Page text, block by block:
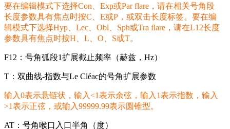
要在编辑模式下选择Con、Exp或Par flare，请在相关号角段
长度参数具有焦点时按C、E或P，或双击长度标签。要在编
辑模式下选择Hyp、Lec、Obl、Sph或Tra flare，请在L12长度
参数具有焦点时按H、L、O、S或T。
F12：号角弧段1扩展截止频率（赫兹，Hz）
T：双曲线-指数与Le Cléac的号角扩展参数
输入0表示悬链状，输入<1表示余弦，输入1表示指数，输入
>1表示正弦，或输入99999.99表示圆锥型。
AT：号角喉口入口半角（度）